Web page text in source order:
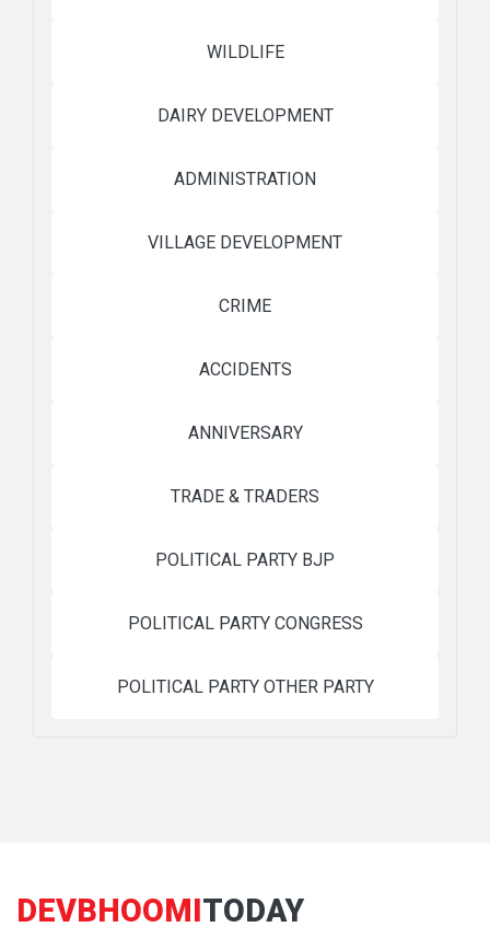
WILDLIFE
DAIRY DEVELOPMENT
ADMINISTRATION
VILLAGE DEVELOPMENT
CRIME
ACCIDENTS
ANNIVERSARY
TRADE & TRADERS
POLITICAL PARTY BJP
POLITICAL PARTY CONGRESS
POLITICAL PARTY OTHER PARTY
DEVBHOOMITODAY